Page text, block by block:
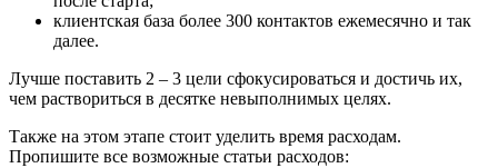
клиентская база более 300 контактов ежемесячно и так
далее.
Лучше поставить 2 – 3 цели сфокусироваться и достичь их,
чем раствориться в десятке невыполнимых целях.
Также на этом этапе стоит уделить время расходам.
Пропишите все возможные статьи расходов: